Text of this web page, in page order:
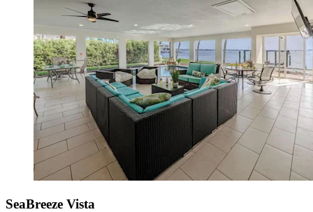
SeaBreeze Vista